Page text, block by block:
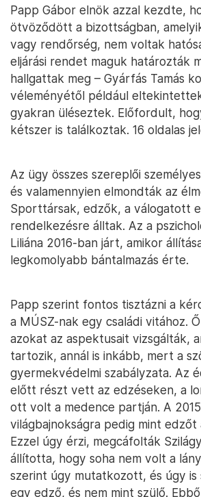
Papp Gábor elnök azzal kezdte,
ötvöződött a bizottságban,
vagy rendőrség, nem voltak
eljárási rendet maguk határozták
hallgattak meg – Gyárfás Tamás
véleményétől például
gyakran üléseztek. Előfordult,
kétszer is találkoztak. 16 oldalas
Az ügy összes szereplői
és valamennyien elmondták az
Sporttársak, edzők, a válogatott
rendelkezésre álltak. Az a
Liliána 2016-ban járt, amikor
legkomolyabb bántalmazás érte.
Papp szerint fontos tisztázni a
a MÚSZ-nak egy családi vitához.
azokat az aspektusait vizsgálták,
tartozik, annál is inkább, mert a
gyermekvédelmi szabályzata. Az
előtt részt vett az edzéseken, a
ott volt a medence partján. A
világbajnokságra pedig mint
Ezzel úgy érzi, megcáfolták
állította, hogy soha nem volt a
szerint úgy mutatkozott, és úgy is
egy edző, és nem mint szülő.